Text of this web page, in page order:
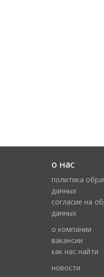
о нас
политика
данных
cогласие на
данных
о компании
вакансии
как нас найти
новости